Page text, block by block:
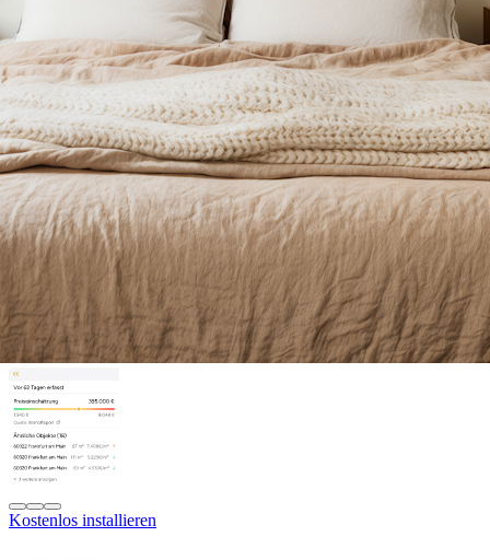
Kostenlos installieren